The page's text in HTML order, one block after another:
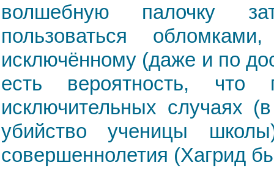
волшебную палочку
пользоваться
исключённому (даже и по
есть вероятность,
исключительных случаях
убийство ученицы
совершеннолетия (Хагрид